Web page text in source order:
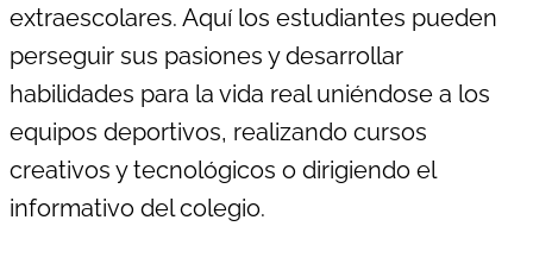
extraescolares. Aquí los estudiantes pueden
perseguir sus pasiones y desarrollar
habilidades para la vida real uniéndose a los
equipos deportivos, realizando cursos
creativos y tecnológicos o dirigiendo el
informativo del colegio.